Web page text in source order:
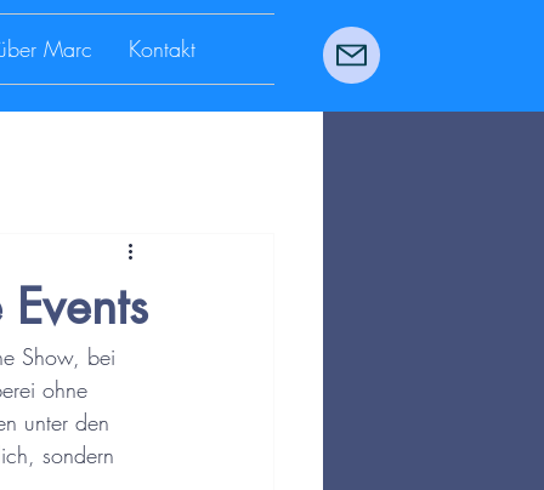
Marc Kontakt
Show, bei
ohne
unter den
sondern